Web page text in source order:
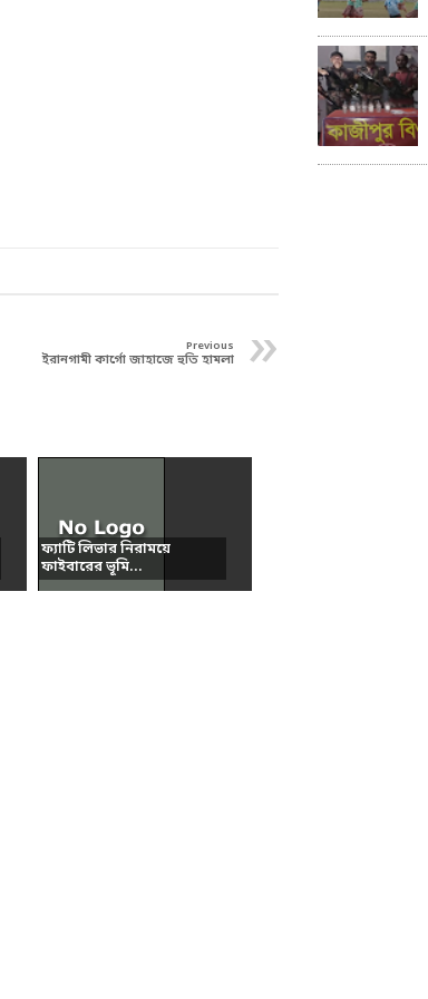
»
Previous
ইরানগামী কার্গো জাহাজে হুতি হামলা
ফ্যাটি লিভার নিরাময়ে
ফাইবারের ভূমি...